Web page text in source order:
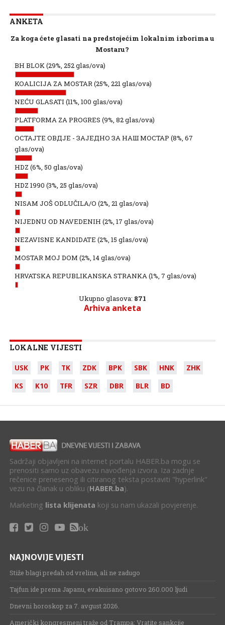
ANKETA
Za koga ćete glasati na predstojećim lokalnim izborima u
Mostaru?
BH BLOK(29%, 252 glas/ova)
KOALICIJA ZA MOSTAR(25%, 221 glas/ova)
NEĆU GLASATI (11%, 100 glas/ova)
PLATFORMA ZA PROGRES (9%, 82 glas/ova)
ОСТАЈТЕ ОВДЈЕ - ЗАЈЕДНО ЗА НАШ МОСТАР (8%, 67
glas/ova)
HDZ (6%, 50 glas/ova)
HDZ 1990 (3%, 25 glas/ova)
NISAM JOŠ ODLUČILA/O (2%, 21 glas/ova)
NIJEDNU OD NAVEDENIH (2%, 17 glas/ova)
NEZAVISNE KANDIDATE (2%, 15 glas/ova)
MOSTAR MOJ DOM (2%, 14 glas/ova)
HRVATSKA REPUBLIKANSKA STRANKA(1%, 7 glas/ova)
Ukupno glasova: 871
Arhiva anketa
LOKALNE VIJESTI
USK PK TK ZDK BPK SBK HNK
ZHK
KS
K10 TFR SZR DBR BLR BD
Sadržaji objavljeni na internet portalu HABER.ba mogu se
prenositi samo uz obavezu navođenja izvora. Iza zadnje
rečenice prenesenog ili citiranog teksta postaviti "hyperlink"
vezu na članak u obliku (HABER.ba).
Marketing lista klijenata koji su nam ukazali povjerenje.
ok
NAJNOVIJE VIJESTI
Stiže blagi predah od vrelina, ali ne zadugo
Tajfun ide prema Japanu, evakuisano gotovo 260.000 ljudi
Dnevni horoskop za 7. avgust 2026.
Američki kongresmeni traže od Trampa: Vratite sankcije